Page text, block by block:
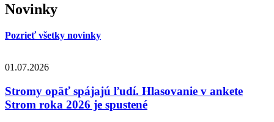
Novinky
Pozrieť všetky novinky
01.07.2026
Stromy opäť spájajú ľudí. Hlasovanie v ankete
Strom roka 2026 je spustené